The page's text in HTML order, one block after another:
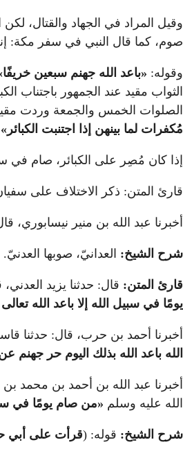
وقيل المراد في الجهاد والقتال،
صوم، كما قال النبي في سفر مكة:
وقوله: «باعد الله جهنم سبعين
الثواب مقيد عند الجمهور
الصلوات الخمس والجمعة وردت مقيدة
مُكفرات لما بينهن إذا اجتنبت الكبائر»
إذا كان مُصِر على الكبائر، صام في
قارئ المتن: ذكر الاختلاف على
أخبرنا عبد الله بن منير
شرح الشيخ: العدانيّ، صوبها العدنيّ.
قارئ المتن: قال: حدثنا يزيد
يومًا في سبيل الله إلا باعد الله
أخبرنا أحمد بن حرب، قال: حدثنا
الله باعد الله بذلك اليوم حر جهنم
أخبرنا عبد الله بن أحمد بن
الله عليه وسلم «من صام يومًا في
شرح الشيخ: قوله: (قرأت على أبي